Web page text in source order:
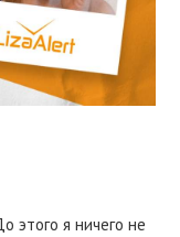
этого я ничего не